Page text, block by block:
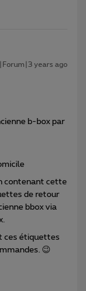
years ago
b-box par
contenant cette
de retour
bbox via
ces étiquettes
😉